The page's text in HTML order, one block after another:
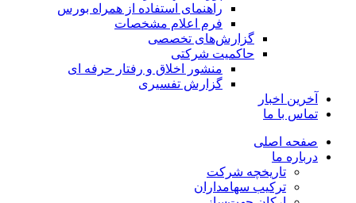
راهنمای استفاده از همراه بورس
فرم اعلام مشخصات
گزارش‌های تخصصی
حاکمیت شرکتی
منشور اخلاق و رفتار حرفه­ ای
گزارش تفسیری
آخرین اخبار
تماس با ما
صفحه اصلی
درباره ما
تاریخچه شرکت
ترکیب سهامداران